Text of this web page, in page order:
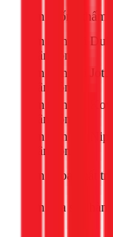
Sơn chống thấm
Sơn trọn gói
nhân công)
Sơn trọn gói
nhân công)
Sơn trọn gói
nhân công)
Sơn trọn gói
nhân công)
Sơn ngoại thất
Sơn cửa sắt,